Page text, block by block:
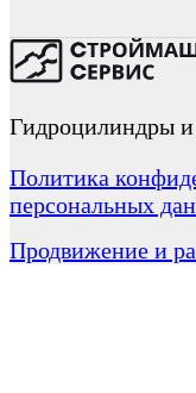
Гидроцилиндры и
Политика
персональных
Продвижение и